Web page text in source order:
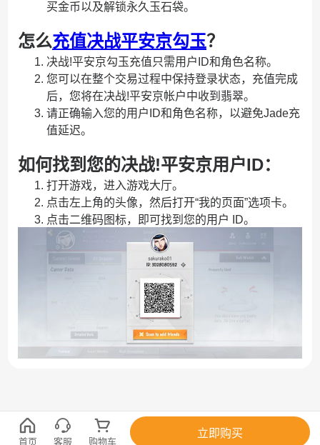
买金币以及解锁永久玉石袋。
怎么充值决战平安京勾玉？
决战!平安京勾玉充值只需用户ID和角色名称。
您可以在整个交易过程中保持登录状态，充值完成
后，您将在决战!平安京帐户中收到翡翠。
请正确输入您的用户ID和角色名称，以避免Jade充
值延迟。
如何找到您的决战!平安京用户ID：
打开游戏，进入游戏大厅。
点击左上角的头像，然后打开“我的页面”选项卡。
点击二维码图标，即可找到您的用户 ID。
首页 客服 购物车
立即购买